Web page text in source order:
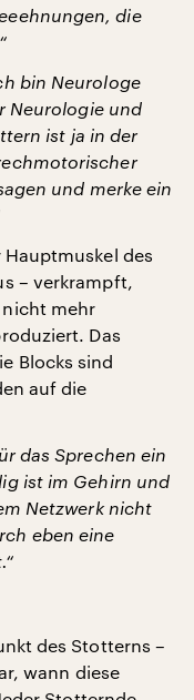
die
bin Neurologe
Neurologie und
ist ja in der
und merke ein
des
– verkrampft,
mehr
Das
Blocks sind
auf die
das Sprechen ein
ist im Gehirn und
Netzwerk nicht
eben eine
des Stotterns –
wann diese